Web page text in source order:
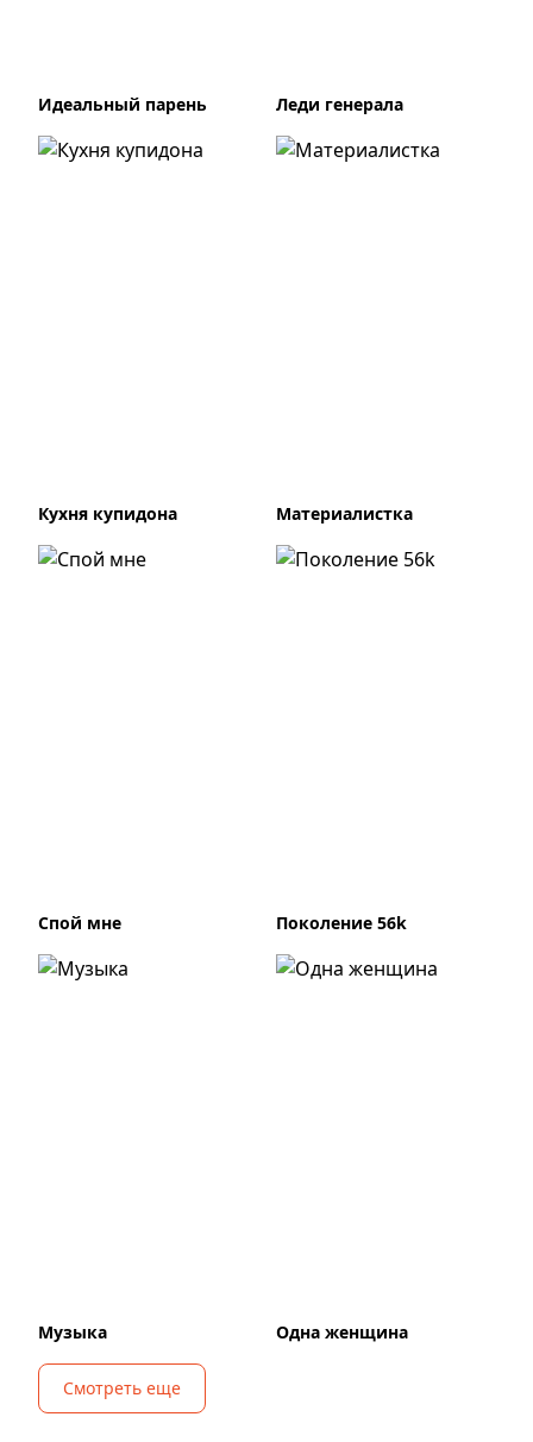
Идеальный парень Леди генерала
Кухня купидона Материалистка
Спой мне Поколение 56k
Музыка Одна женщина
Смотреть еще